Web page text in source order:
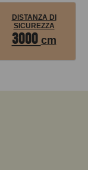
DISTANZA DI
SICUREZZA
3000 cm